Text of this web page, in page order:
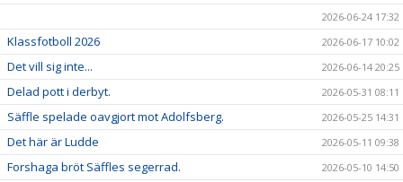
2026-06-24 17:32
Klassfotboll 2026 2026-06-17 10:02
Det vill sig inte... 2026-06-14 20:25
Delad pott i derbyt. 2026-05-31 08:11
Säffle spelade oavgjort mot Adolfsberg. 2026-05-25 14:31
Det här är Ludde 2026-05-11 09:38
Forshaga bröt Säffles segerrad. 2026-05-10 14:50